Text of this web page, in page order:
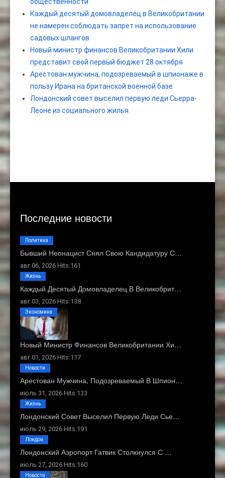
общественности
Каждый десятый домовладелец в Великобритании
не намерен соблюдать запрет на использование
садовых шлангов
Новый министр финансов Великобритании Хили
представит свой первый бюджет 28 октября
Арестован мужчина, подозреваемый в шпионаже в
пользу Ирана на британской военной базе
Лондонский совет выселил первую леди Сьерра-
Леоне из социального жилья
Последние новости
Бывший Неонацист Снял Свою Кандидатуру С…
авг 06, 2026 Hits:161
Политика
Каждый Десятый Домовладелец В Великобрит…
авг 03, 2026 Hits:138
Жизнь
Новый Министр Финансов Великобритании Хи…
авг 01, 2026 Hits:117
Экономика
Арестован Мужчина, Подозреваемый В Шпион…
июль 31, 2026 Hits:133
Новости
Лондонский Совет Выселил Первую Леди Сье…
июль 29, 2026 Hits:191
Жизнь
Лондонский Аэропорт Гатвик Столкнулся С …
июль 27, 2026 Hits:160
Лондон
Новости